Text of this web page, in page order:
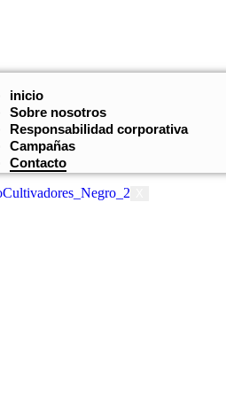
inicio
Sobre nosotros
Responsabilidad corporativa
Campañas
Contacto